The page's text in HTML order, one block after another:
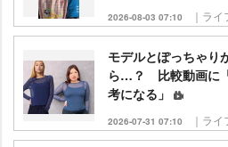
2026-08-03 07:10 ｜ライ
モデルとぽっちゃり
ら…？ 比較動画に
考になる」
2026-07-31 07:10 ｜ライ